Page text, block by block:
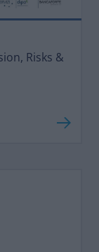
Risks &